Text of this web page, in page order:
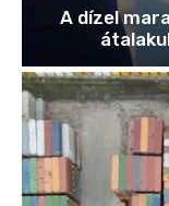
A dízel